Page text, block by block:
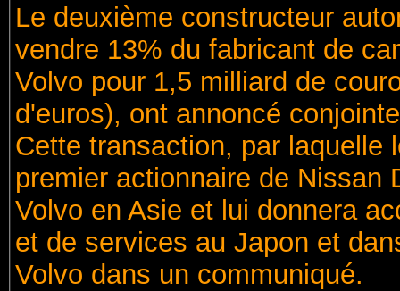
Le deuxième constructeur
vendre 13% du fabricant de
Volvo pour 1,5 milliard de
d'euros), ont annoncé
Cette transaction, par laquelle
premier actionnaire de Nissan
Volvo en Asie et lui donnera
et de services au Japon et
Volvo dans un communiqué.